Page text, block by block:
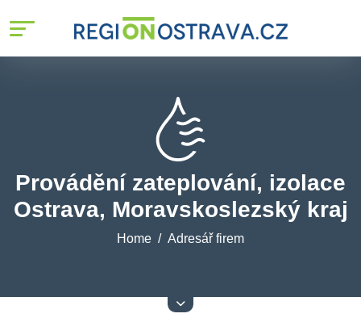
Provádění zateplování, izolace
Ostrava, Moravskoslezský kraj
Home Adresář firem